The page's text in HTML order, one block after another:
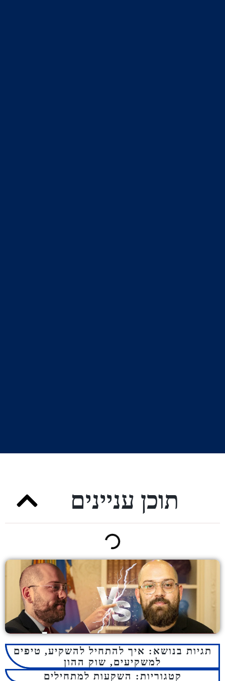
תוכן עניינים
בנושא:איך להתחיל להשקיע,טיפים
למשקיעים,שוק ההון
קטגוריות:השקעות למתחילים